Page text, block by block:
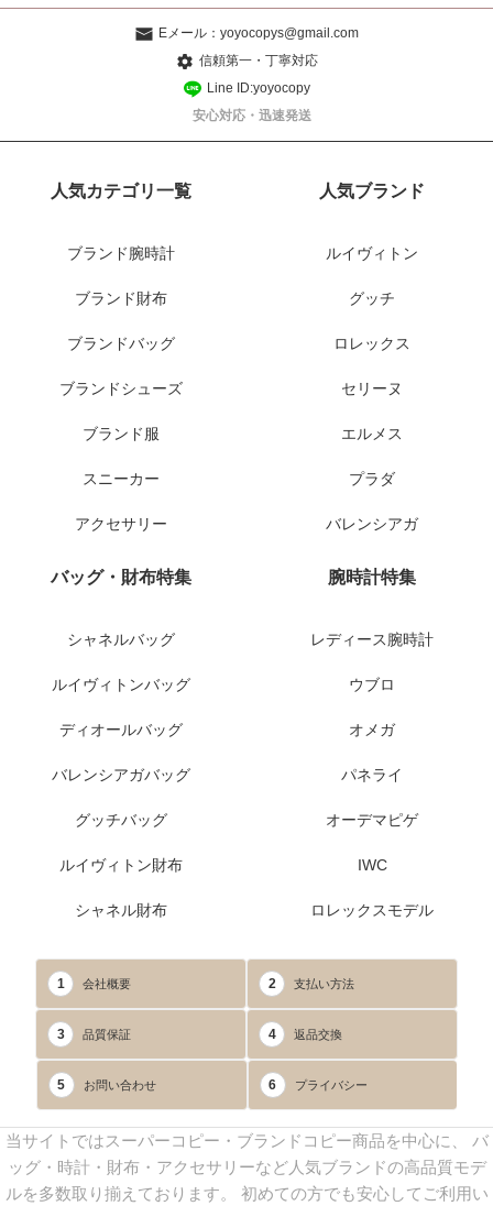
Eメール： yoyocopys@gmail.com
信頼第一・丁寧対応
Line ID:yoyocopy
安心対応・迅速発送
人気カテゴリ一覧
ブランド腕時計
ブランド財布
ブランドバッグ
ブランドシューズ
ブランド服
スニーカー
アクセサリー
人気ブランド
ルイヴィトン
グッチ
ロレックス
セリーヌ
エルメス
プラダ
バレンシアガ
バッグ・財布特集
シャネルバッグ
ルイヴィトンバッグ
ディオールバッグ
バレンシアガバッグ
グッチバッグ
ルイヴィトン財布
シャネル財布
腕時計特集
レディース腕時計
ウブロ
オメガ
パネライ
オーデマピゲ
IWC
ロレックスモデル
1 会社概要 2 支払い方法
3 品質保証 4 返品交換
5 お問い合わせ 6 プライバシー
当サイトではスーパーコピー・ブランドコピー商品を中心に、 バ
ッグ・時計・財布・アクセサリーなど人気ブランドの高品質モデ
ルを多数取り揃えております。 初めての方でも安心してご利用い